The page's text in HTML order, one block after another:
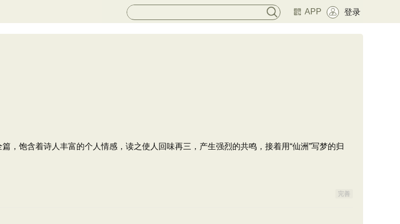
APP 登录
，饱含着诗人丰富的个人情感，读之使人回味再三，产生强烈的共鸣，接着用“仙洲”写梦的归
完善